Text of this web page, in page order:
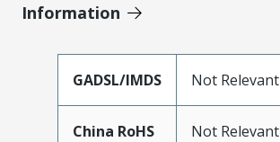
Information
GADSL/IMDS Not Relevant
China RoHS Not Relevant